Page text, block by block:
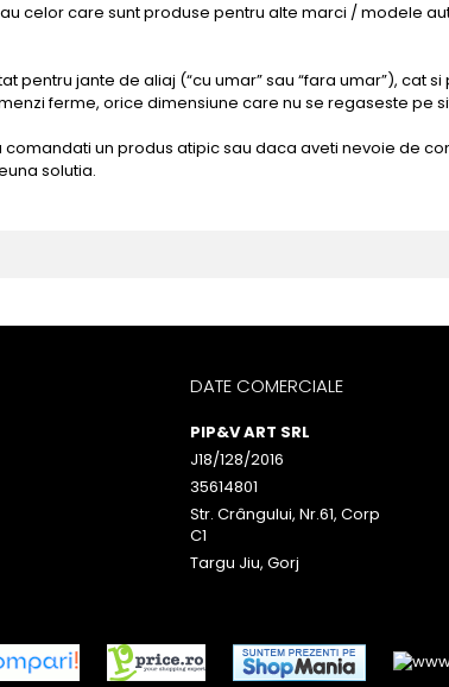
celor care sunt produse pentru alte marci / modele
pentru jante de aliaj (“cu umar” sau “fara umar”), cat
ferme, orice dimensiune care nu se regaseste pe
un produs atipic sau daca aveti nevoie de
solutia.
DATE COMERCIALE
PIP&V ART SRL
J18/128/2016
35614801
Str. Crângului, Nr.61, Corp
C1
Targu Jiu, Gorj